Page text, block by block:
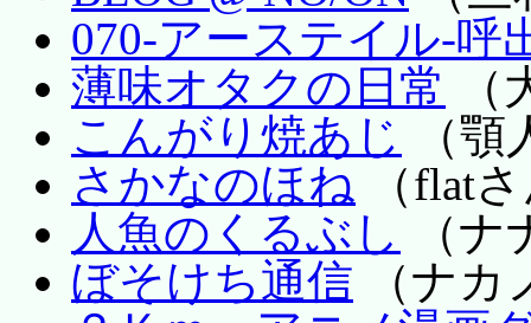
070-アーステイル-呼
薄味オタクの日常
（
こんがり焼あじ
（顎
さかなのほね （flat
人魚のくるぶし
（ナ
ぼそけち通信 （ナ